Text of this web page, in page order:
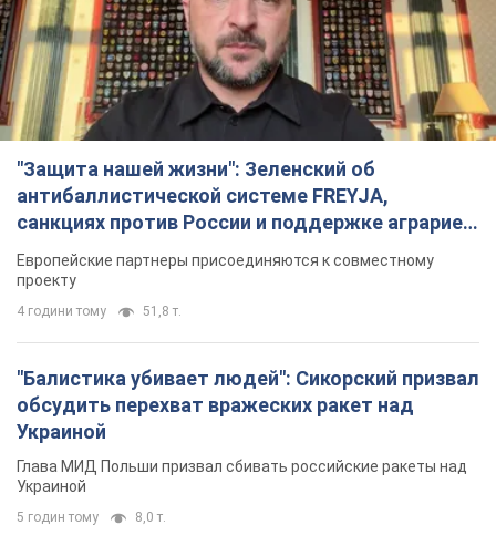
"Защита нашей жизни": Зеленский об
антибаллистической системе FREYJA,
санкциях против России и поддержке аграриев.
Видео
Европейские партнеры присоединяются к совместному
проекту
4 години тому 51,8 т.
"Балистика убивает людей": Сикорский призвал
обсудить перехват вражеских ракет над
Украиной
Глава МИД Польши призвал сбивать российские ракеты над
Украиной
5 годин тому 8,0 т.